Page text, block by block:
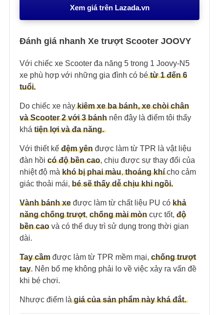
Xem giá trên Lazada.vn
Đánh giá nhanh Xe trượt Scooter JOOVY
Với chiếc xe Scooter đa năng 5 trong 1 Joovy-N5
xe phù hợp với những gia đình có bétừ 1 đến 6
tuổi.
Do chiếc xe nàykiêm xe ba bánh, xe chòi chân
và Scooter 2 với 3 bánh nên đây là điểm tôi thấy
khá tiện lợi và đa năng.
Với thiết kế đệm yên được làm từ TPR là vật liệu
đàn hồi có độ bền cao, chịu được sự thay đổi của
nhiệt độ mà khó bị phai màu,thoáng khí cho cảm
giác thoải mái, bé sẽ thấy dễ chịu khi ngồi.
Vành bánh xe được làm từ chất liệu PU có khả
năng chống trượt, chống mài mòn cực tốt, độ
bền cao và có thể duy trì sử dụng trong thời gian
dài.
Tay cầm được làm từ TPR mềm mại, chống trượt
tay. Nên bố mẹ không phải lo về việc xảy ra vấn đề
khi bé chơi.
Nhược điểm làgiá của sản phẩm này khá đắt.